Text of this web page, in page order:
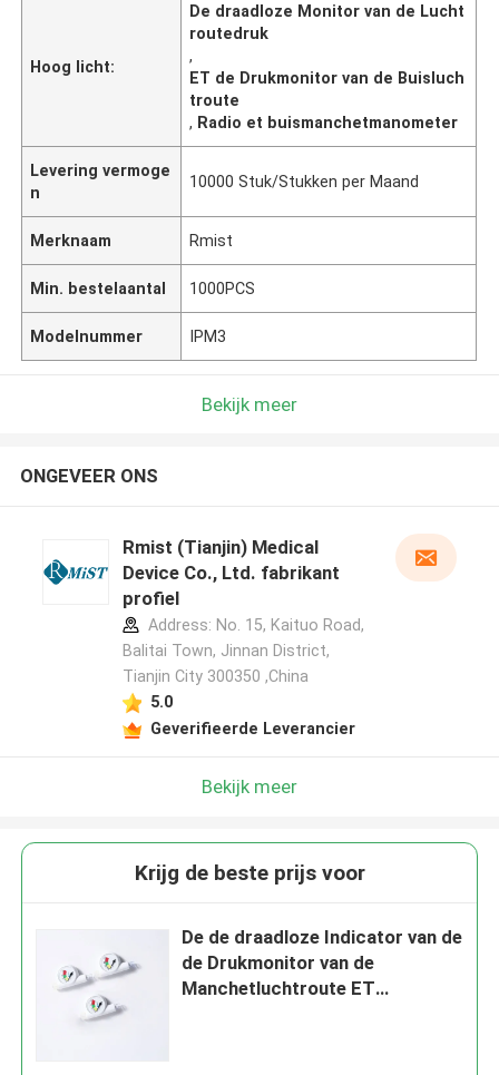
Hoog licht:
De draadloze Monitor van de Lucht
routedruk
,
ET de Drukmonitor van de Buisluch
troute
, Radio et buismanchetmanometer
Levering vermoge
n
10000 Stuk/Stukken per Maand
Merknaam Rmist
Min. bestelaantal 1000PCS
Modelnummer IPM3
Bekijk meer
ONGEVEER ONS
Rmist (Tianjin) Medical
Device Co., Ltd. fabrikant
profiel
Address: No. 15, Kaituo Road,
Balitai Town, Jinnan District,
Tianjin City 300350 ,China
5.0
Geverifieerde Leverancier
Bekijk meer
Krijg de beste prijs voor
De de draadloze Indicator van de
de Drukmonitor van de
Manchetluchtroute ET